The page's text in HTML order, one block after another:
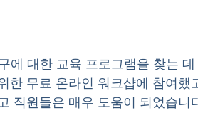
에 대한 교육 프로그램을 찾는
한 무료 온라인 워크샵에 참여
직원들은 매우 도움이 되었습니